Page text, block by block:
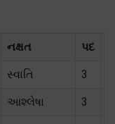
નક્ષત પદ
સ્વાતિ 3
આશ્લેષા 3